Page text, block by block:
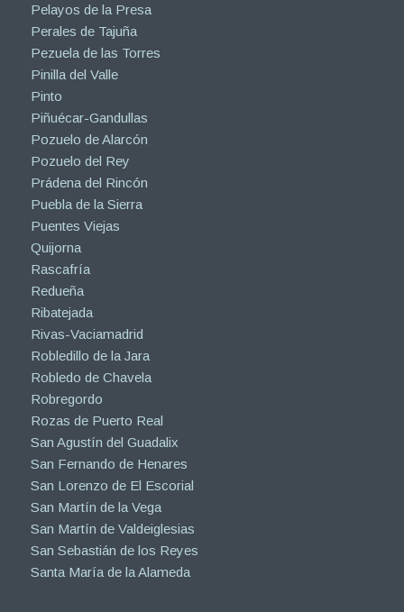
Pelayos de la Presa
Perales de Tajuña
Pezuela de las Torres
Pinilla del Valle
Pinto
Piñuécar-Gandullas
Pozuelo de Alarcón
Pozuelo del Rey
Prádena del Rincón
Puebla de la Sierra
Puentes Viejas
Quijorna
Rascafría
Redueña
Ribatejada
Rivas-Vaciamadrid
Robledillo de la Jara
Robledo de Chavela
Robregordo
Rozas de Puerto Real
San Agustín del Guadalix
San Fernando de Henares
San Lorenzo de El Escorial
San Martín de la Vega
San Martín de Valdeiglesias
San Sebastián de los Reyes
Santa María de la Alameda